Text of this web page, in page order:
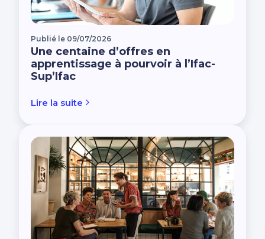
Publié le 09/07/2026
Une centaine d’offres en
apprentissage à pourvoir à l’Ifac-
Sup’Ifac
Lire la suite